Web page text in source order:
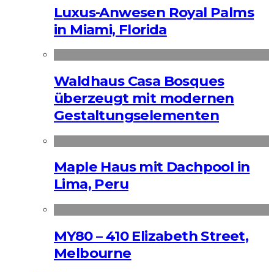
Luxus-Anwesen Royal Palms
in Miami, Florida
Waldhaus Casa Bosques
überzeugt mit modernen
Gestaltungselementen
Maple Haus mit Dachpool in
Lima, Peru
MY80 – 410 Elizabeth Street,
Melbourne